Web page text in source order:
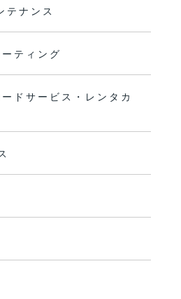
テナンス
ティング
ドサービス・レンタカ